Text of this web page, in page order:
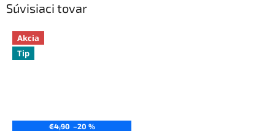
Súvisiaci tovar
Akcia
Tip
€4,90 –20 %